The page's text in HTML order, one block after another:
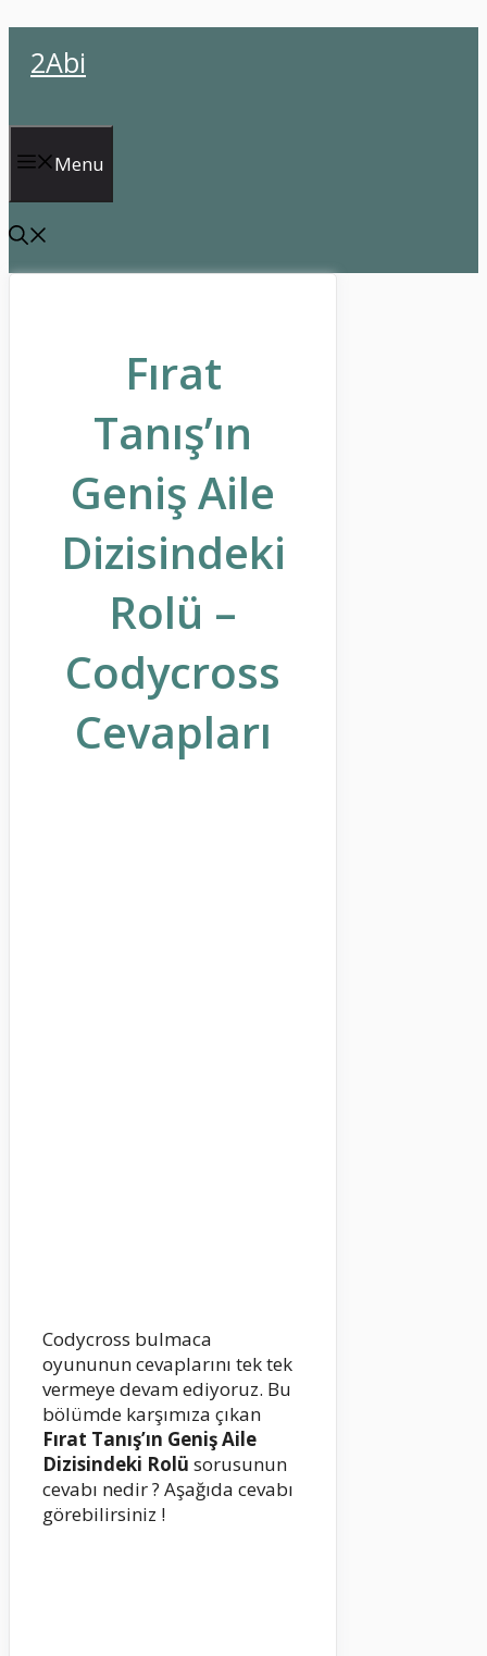
atla2Abi
Menu
Fırat
Tanış’ın
Geniş Aile
Dizisindeki
Rolü –
Codycross
Cevapları
Codycross bulmaca
oyununun cevaplarını tek tek
vermeye devam ediyoruz. Bu
bölümde karşımıza çıkan
Fırat Tanış’ın Geniş Aile
Dizisindeki Rolü sorusunun
cevabı nedir ? Aşağıda cevabı
görebilirsiniz !